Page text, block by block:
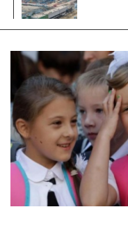
GLOBOTV BP
HÍR3D
TROPICALMAGAZIN
GLOBOTV
AFRIKA TUDÁSTÁR